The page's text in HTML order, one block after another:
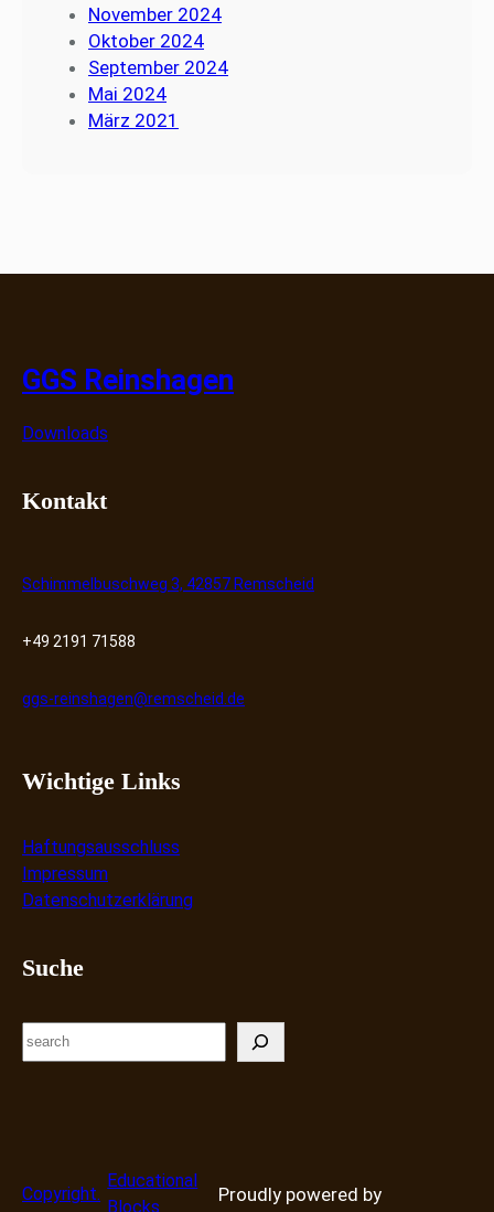
November 2024
Oktober 2024
September 2024
Mai 2024
März 2021
GGS Reinshagen
Downloads
Kontakt
Schimmelbuschweg 3, 42857 Remscheid
+49 2191 71588
ggs-reinshagen@remscheid.de
Wichtige Links
Haftungsausschluss
Impressum
Datenschutzerklärung
Suche
e
Copyright.
Educational
Blocks
Proudly powered by